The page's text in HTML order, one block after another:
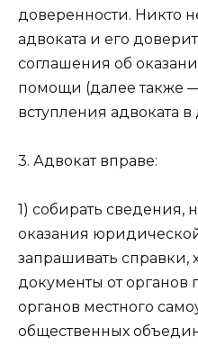
доверенности. Никто
адвоката и его
соглашения об
помощи (далее также
вступления адвоката в
3. Адвокат вправе:
1) собирать сведения,
оказания
запрашивать справки,
документы от органов
органов местного
общественных